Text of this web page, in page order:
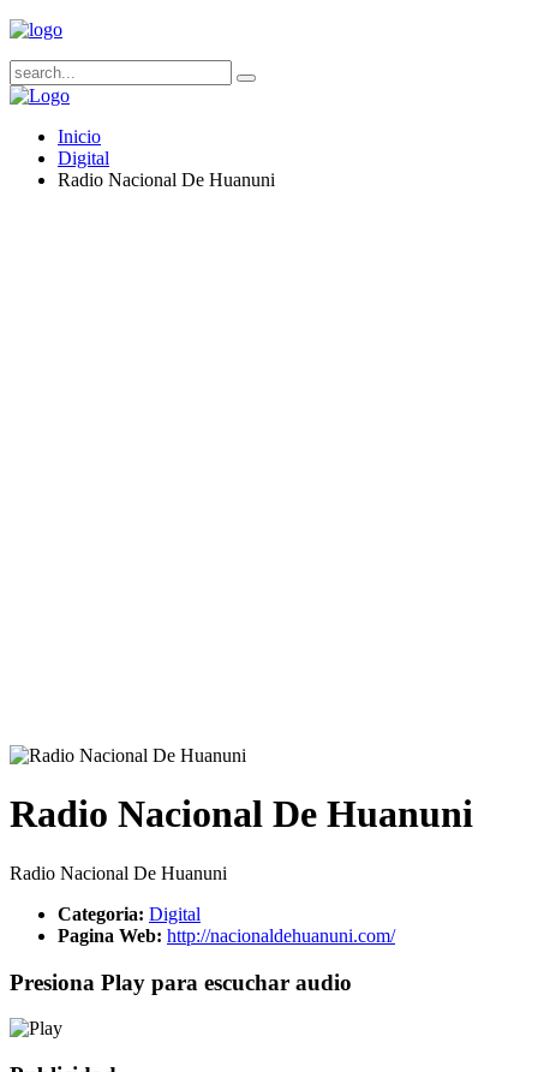
Inicio
Digital
Radio Nacional De Huanuni
Radio Nacional De Huanuni
Radio Nacional De Huanuni
Categoria: Digital
Pagina Web: http://nacionaldehuanuni.com/
Presiona Play para escuchar audio